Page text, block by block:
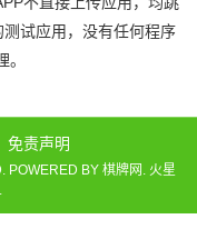
试应用，没有任何程序
免责声明
POWERED BY 棋牌网 . 火星
.